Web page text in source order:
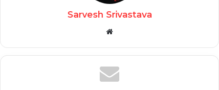
Sarvesh Srivastava
Website